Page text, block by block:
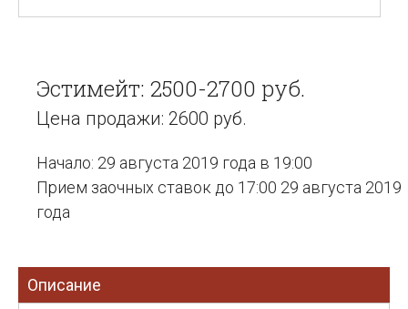
Эстимейт: 2500-2700 руб.
Цена продажи: 2600 руб.
Начало: 29 августа 2019 года в 19:00
Прием заочных ставок до 17:00 29 августа 2019
года
Описание